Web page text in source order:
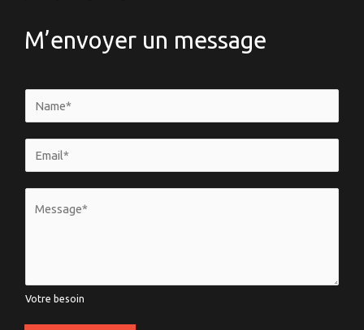
M’envoyer un message
a
m
*
m
a
e
Votre besoin